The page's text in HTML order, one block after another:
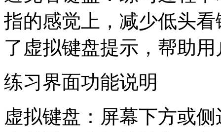
指的感觉上，减少低头
了虚拟键盘提示，帮助
练习界面功能说明
虚拟键盘：屏幕下方或